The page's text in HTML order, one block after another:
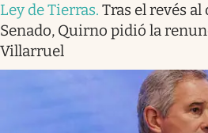
Ley de Tierras. Tras el revés
Senado, Quirno pidió la
Villarruel